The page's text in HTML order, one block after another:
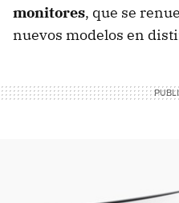
monitores, que se
nuevos modelos en